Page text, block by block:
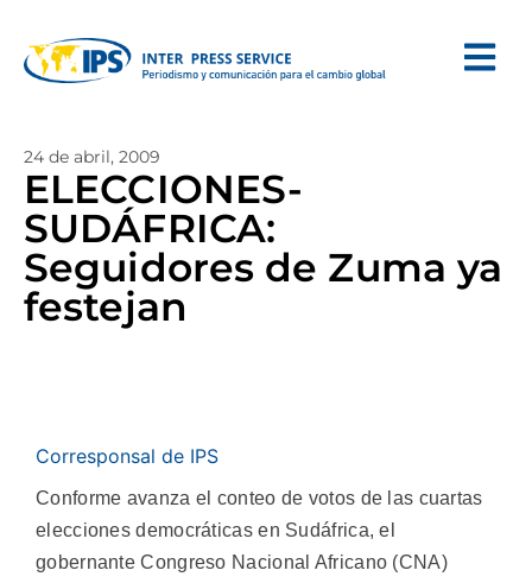
24 de abril, 2009
ELECCIONES-
SUDÁFRICA:
Seguidores de Zuma ya
festejan
Corresponsal de IPS
Conforme avanza el conteo de votos de las cuartas
elecciones democráticas en Sudáfrica, el
gobernante Congreso Nacional Africano (CNA)